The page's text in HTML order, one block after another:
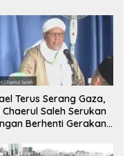
Terus Serang Gaza,
Chaerul Saleh Serukan
Berhenti Gerakan